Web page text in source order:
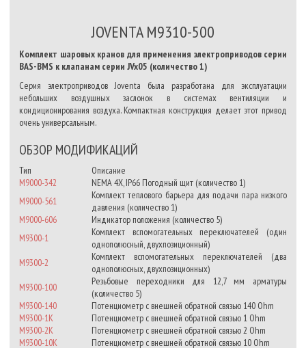
JOVENTA M9310-500
Комплект шаровых кранов для применения электроприводов серии
BAS-BMS к клапанам серии JVx05 (количество 1)
Серия электроприводов Joventa была разработана для эксплуатации
небольших воздушных заслонок в системах вентиляции и
кондиционирования воздуха. Компактная конструкция делает этот привод
очень универсальным.
ОБЗОР МОДИФИКАЦИЙ
Тип
Описание
M9000-342
NEMA 4X, IP66 Погодный щит (количество 1)
M9000-561
Комплект теплового барьера для подачи пара низкого
давления (количество 1)
M9000-606
Индикатор положения (количество 5)
M9300-1
Комплект вспомогательных переключателей (один
однополюсный, двухпозиционный)
M9300-2
Комплект вспомогательных переключателей (два
однополюсных, двухпозиционных)
M9300-100
Резьбовые переходники для 12,7 мм арматуры
(количество 5)
M9300-140
Потенциометр с внешней обратной связью 140 Ohm
M9300-1K
Потенциометр с внешней обратной связью 1 Ohm
M9300-2K
Потенциометр с внешней обратной связью 2 Ohm
M9300-10K
Потенциометр с внешней обратной связью 10 Ohm